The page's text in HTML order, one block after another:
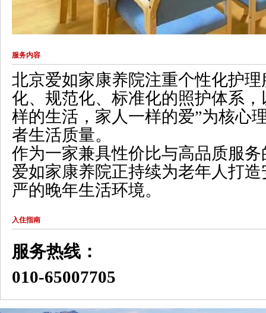
服务内容
北京爱如家康养院注重个性化护
化、规范化、标准化的照护体系
样的生活，家人一样的爱”为核心
者生活质量。
作为一家兼具性价比与高品质服
爱如家康养院正持续为老年人打
严的晚年生活环境。
入住指南
服务热线：
010-65007705